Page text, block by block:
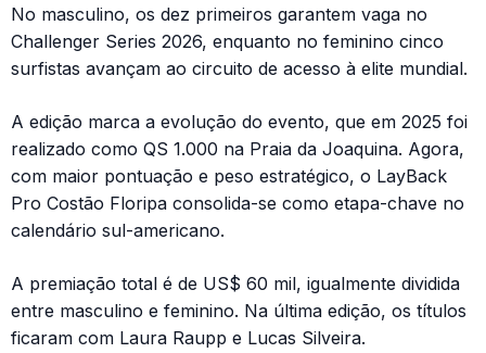
No masculino, os dez primeiros garantem vaga no
Challenger Series 2026, enquanto no feminino cinco
surfistas avançam ao circuito de acesso à elite mundial.
A edição marca a evolução do evento, que em 2025 foi
realizado como QS 1.000 na Praia da Joaquina. Agora,
com maior pontuação e peso estratégico, o LayBack
Pro Costão Floripa consolida-se como etapa-chave no
calendário sul-americano.
A premiação total é de US$ 60 mil, igualmente dividida
entre masculino e feminino. Na última edição, os títulos
ficaram com Laura Raupp e Lucas Silveira.